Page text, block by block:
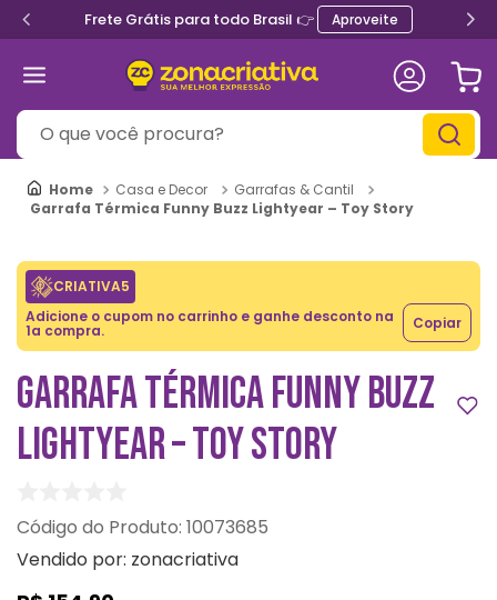
Frete Grátis para todo Brasil 👉 Aproveite
O que você procura?
Casa e Decor
Garrafas & Cantil
Garrafa Térmica Funny Buzz Lightyear – Toy Story
CRIATIVA5
Adicione o cupom no carrinho e ganhe desconto na
1a compra. Copiar
GARRAFA TÉRMICA FUNNY BUZZ
LIGHTYEAR – TOY STORY
: 10073685
Vendido por: zonacriativa